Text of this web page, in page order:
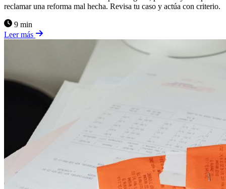
reclamar una reforma mal hecha. Revisa tu caso y actúa con criterio.
9 min
Leer más